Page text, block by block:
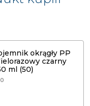
okrągły PP
czarny
ml (50)